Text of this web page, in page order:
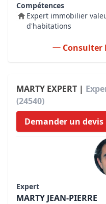
Compétences
Expert immobilier
d'habitations
Consulter
MARTY EXPERT |
(24540)
Demander un devis
Expert
MARTY JEAN-PIERRE